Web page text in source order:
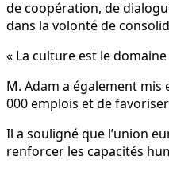
de coopération, de
dans la volonté de
« La culture est le
M. Adam a également
000 emplois et de
Il a souligné que l’union
renforcer les capacités